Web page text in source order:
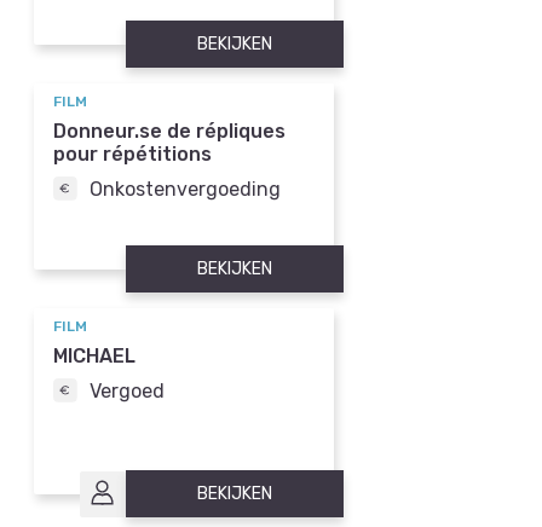
BEKIJKEN
FILM
Donneur.se de répliques
pour répétitions
Onkostenvergoeding
BEKIJKEN
FILM
MICHAEL
Vergoed
BEKIJKEN